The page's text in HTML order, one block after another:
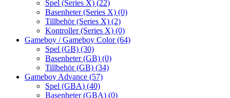
Spel (Series X) (22)
Basenheter (Series X) (0)
Tillbehör (Series X) (2)
Kontroller (Series X) (0)
Gameboy / Gameboy Color(64)
Spel (GB) (30)
Basenheter (GB) (0)
Tillbehör (GB) (34)
Gameboy Advance (57)
Spel (GBA) (40)
Basenheter (GBA) (0)